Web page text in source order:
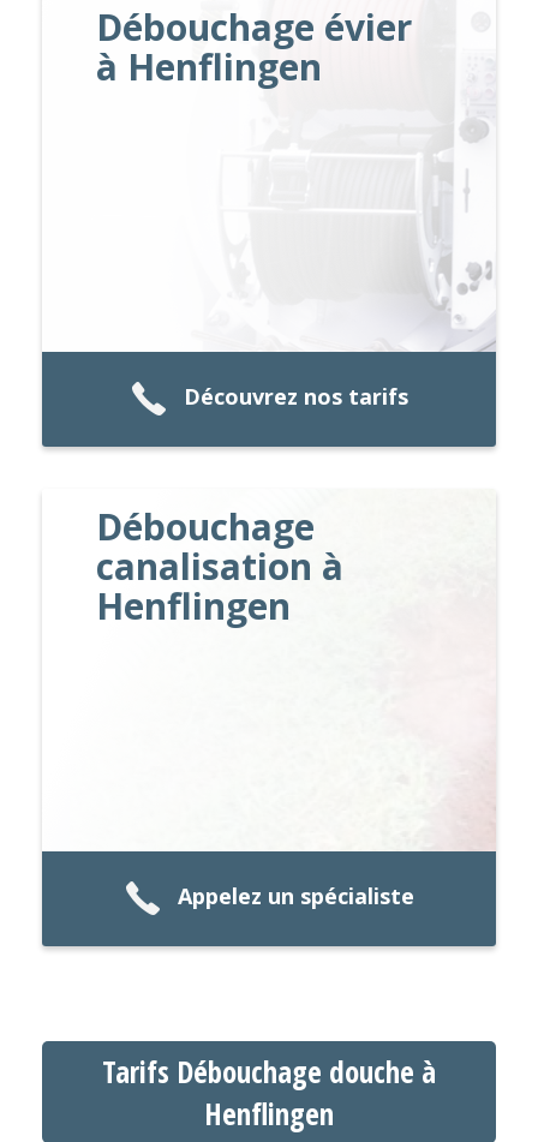
Débouchage évier
à Henflingen
Découvrez nos tarifs
Débouchage
canalisation à
Henflingen
Appelez un spécialiste
Tarifs Débouchage douche à
Henflingen